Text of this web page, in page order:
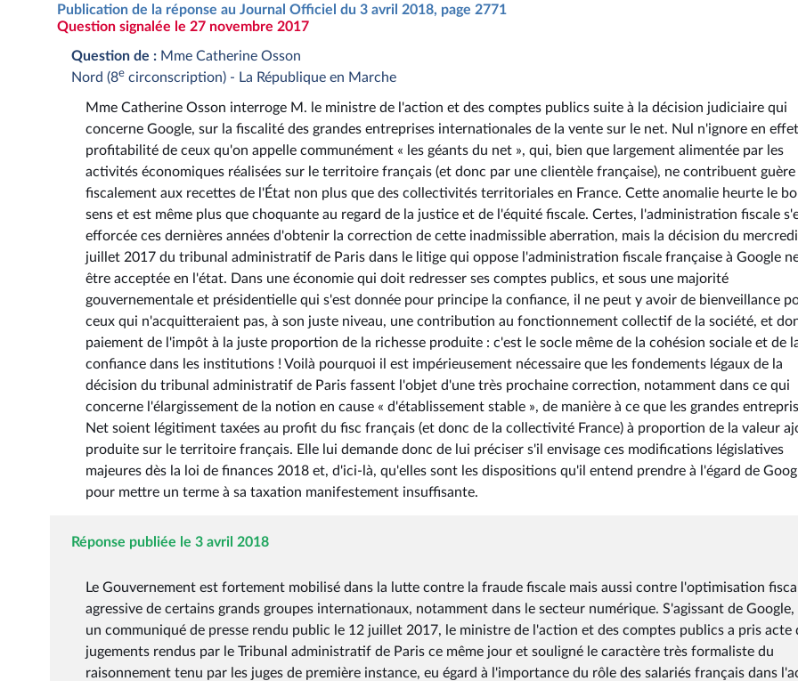
Publication de la réponse au Journal Officiel du 3 avril 2018, page 2771
Question signalée le 27 novembre 2017
Question de : Mme Catherine Osson
Nord (8e circonscription) - La République en Marche
Mme Catherine Osson interroge M. le ministre de l'action et des comptes publics suite à la décision judiciaire qui
concerne Google, sur la fiscalité des grandes entreprises internationales de la vente sur le net. Nul n'ignore en
profitabilité de ceux qu'on appelle communément « les géants du net », qui, bien que largement alimentée par les
activités économiques réalisées sur le territoire français (et donc par une clientèle française), ne contribuent guère
fiscalement aux recettes de l'État non plus que des collectivités territoriales en France. Cette anomalie heurte le
sens et est même plus que choquante au regard de la justice et de l'équité fiscale. Certes, l'administration fiscale
efforcée ces dernières années d'obtenir la correction de cette inadmissible aberration, mais la décision du
juillet 2017 du tribunal administratif de Paris dans le litige qui oppose l'administration fiscale française à Google
être acceptée en l'état. Dans une économie qui doit redresser ses comptes publics, et sous une majorité
gouvernementale et présidentielle qui s'est donnée pour principe la confiance, il ne peut y avoir de bienveillance
ceux qui n'acquitteraient pas, à son juste niveau, une contribution au fonctionnement collectif de la société, et
paiement de l'impôt à la juste proportion de la richesse produite : c'est le socle même de la cohésion sociale et de
confiance dans les institutions ! Voilà pourquoi il est impérieusement nécessaire que les fondements légaux de la
décision du tribunal administratif de Paris fassent l'objet d'une très prochaine correction, notamment dans ce qui
concerne l'élargissement de la notion en cause « d'établissement stable », de manière à ce que les grandes
Net soient légitiment taxées au profit du fisc français (et donc de la collectivité France) à proportion de la valeur
produite sur le territoire français. Elle lui demande donc de lui préciser s'il envisage ces modifications législatives
majeures dès la loi de finances 2018 et, d'ici-là, qu'elles sont les dispositions qu'il entend prendre à l'égard de
pour mettre un terme à sa taxation manifestement insuffisante.
Réponse publiée le 3 avril 2018
Le Gouvernement est fortement mobilisé dans la lutte contre la fraude fiscale mais aussi contre l'optimisation
agressive de certains grands groupes internationaux, notamment dans le secteur numérique. S'agissant de Google,
un communiqué de presse rendu public le 12 juillet 2017, le ministre de l'action et des comptes publics a pris acte
jugements rendus par le Tribunal administratif de Paris ce même jour et souligné le caractère très formaliste du
raisonnement tenu par les juges de première instance, eu égard à l'importance du rôle des salariés français dans